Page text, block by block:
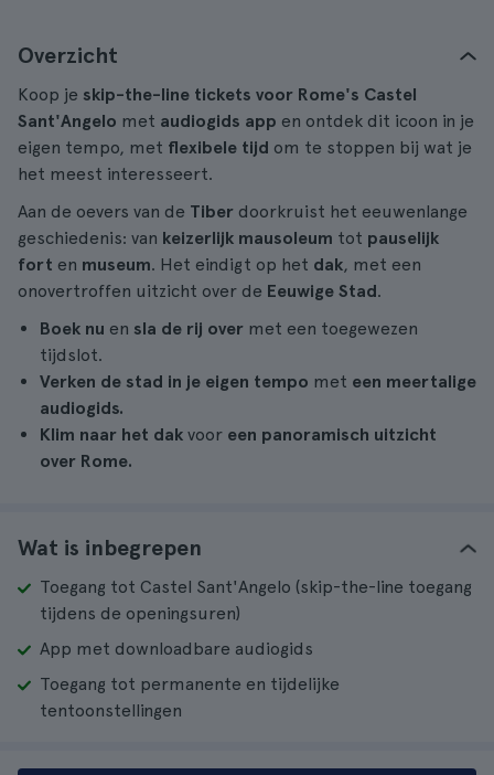
Overzicht
Koop je skip-the-line tickets voor Rome's Castel
Sant'Angelo met audiogids app en ontdek dit icoon in je
eigen tempo, met flexibele tijd om te stoppen bij wat je
het meest interesseert.
Aan de oevers van de Tiber doorkruist het eeuwenlange
geschiedenis: van keizerlijk mausoleum tot pauselijk
fort en museum. Het eindigt op het dak, met een
onovertroffen uitzicht over de Eeuwige Stad.
Boek nu en sla de rij over met een toegewezen
tijdslot.
Verken de stad in je eigen tempo met een meertalige
audiogids.
Klim naar het dak voor een panoramisch uitzicht
over Rome.
Wat is inbegrepen
Toegang tot Castel Sant'Angelo (skip-the-line toegang
tijdens de openingsuren)
App met downloadbare audiogids
Toegang tot permanente en tijdelijke
tentoonstellingen